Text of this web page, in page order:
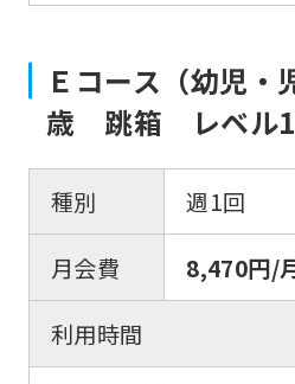
Ｅコース（幼児・
歳 跳箱 レベル
種別
週1回
月会費
8,470円/
利用時間